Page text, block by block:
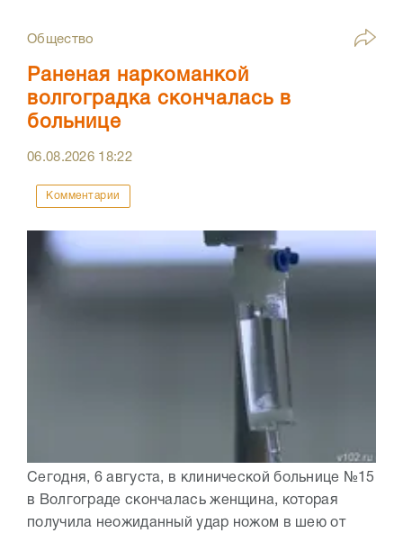
Общество
Раненая наркоманкой
волгоградка скончалась в
больнице
06.08.2026 18:22
Комментарии
Сегодня, 6 августа, в клинической больнице №15
в Волгограде скончалась женщина, которая
получила неожиданный удар ножом в шею от